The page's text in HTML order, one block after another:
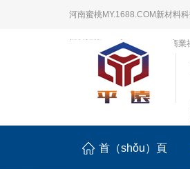
河南蜜桃MY.1688.COM新材料
塑料認證（zhèng）；BSCI商
首（shǒu）頁